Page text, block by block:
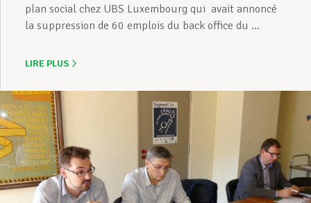
plan social chez UBS Luxembourg qui avait annoncé
la suppression de 60 emplois du back office du ...
LIRE PLUS